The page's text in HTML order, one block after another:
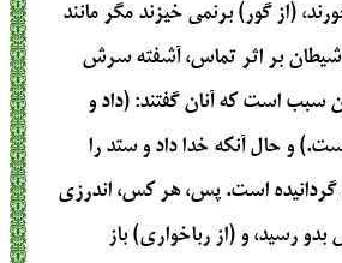
(از گور) برنمى ‏خيزند مگر مانند
بر اثر تماس‏، آشفته ‏سرش
سبب است كه آنان گفتند: (داد و
و حال آنكه خدا داد و ستد را
گردانيده است‏. پس‏، هر كس‏، اندرزى
رسيد، و (از رباخوارى‏) باز